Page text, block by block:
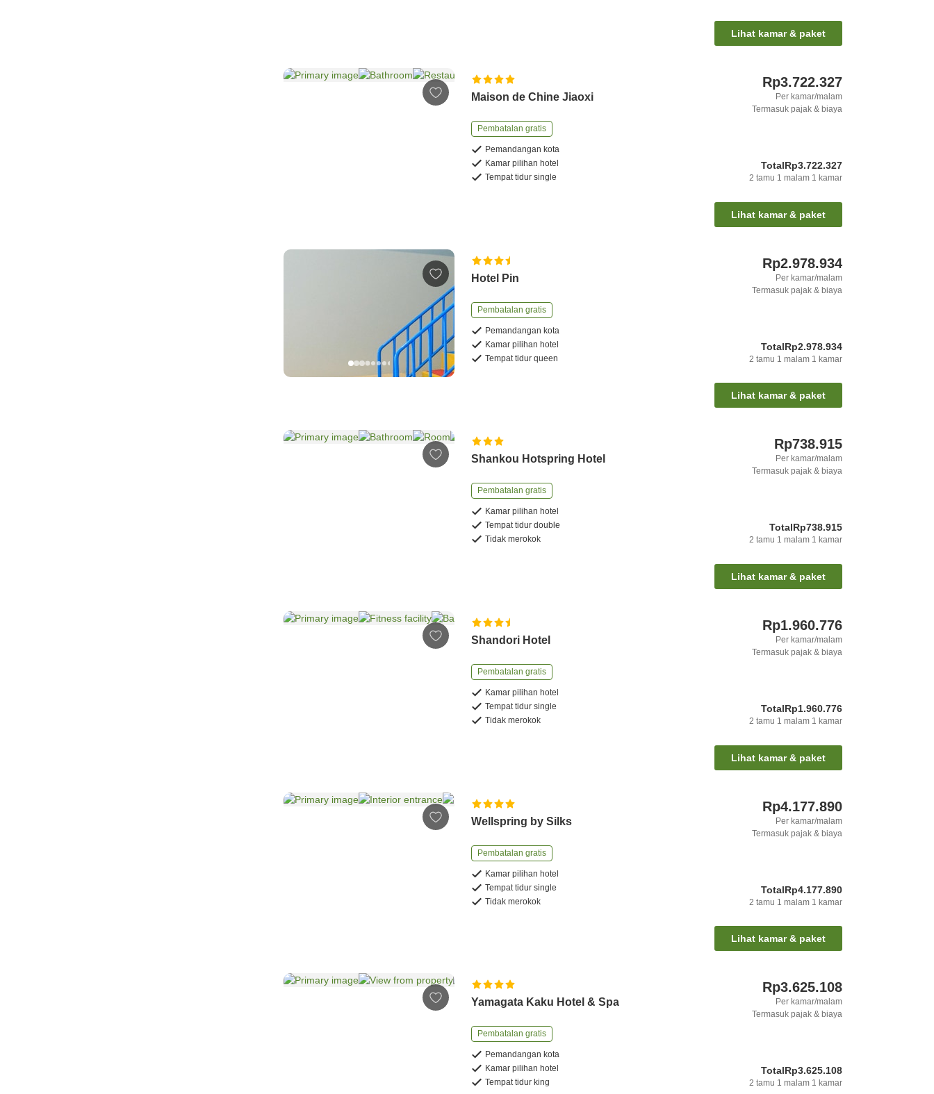
Lihat kamar & paket
Maison de Chine Jiaoxi
Pembatalan gratis
Pemandangan kota
Kamar pilihan hotel
Tempat tidur single
Rp3.722.327
Per kamar/malam
Termasuk pajak & biaya
TotalRp3.722.327
2 tamu 1 malam 1 kamar
Lihat kamar & paket
Hotel Pin
Pembatalan gratis
Pemandangan kota
Kamar pilihan hotel
Tempat tidur queen
Rp2.978.934
Per kamar/malam
Termasuk pajak & biaya
TotalRp2.978.934
2 tamu 1 malam 1 kamar
Lihat kamar & paket
Shankou Hotspring Hotel
Pembatalan gratis
Kamar pilihan hotel
Tempat tidur double
Tidak merokok
Rp738.915
Per kamar/malam
Termasuk pajak & biaya
TotalRp738.915
2 tamu 1 malam 1 kamar
Lihat kamar & paket
Shandori Hotel
Pembatalan gratis
Kamar pilihan hotel
Tempat tidur single
Tidak merokok
Rp1.960.776
Per kamar/malam
Termasuk pajak & biaya
TotalRp1.960.776
2 tamu 1 malam 1 kamar
Lihat kamar & paket
Wellspring by Silks
Pembatalan gratis
Kamar pilihan hotel
Tempat tidur single
Tidak merokok
Rp4.177.890
Per kamar/malam
Termasuk pajak & biaya
TotalRp4.177.890
2 tamu 1 malam 1 kamar
Lihat kamar & paket
Yamagata Kaku Hotel & Spa
Pembatalan gratis
Pemandangan kota
Kamar pilihan hotel
Tempat tidur king
Rp3.625.108
Per kamar/malam
Termasuk pajak & biaya
TotalRp3.625.108
2 tamu 1 malam 1 kamar